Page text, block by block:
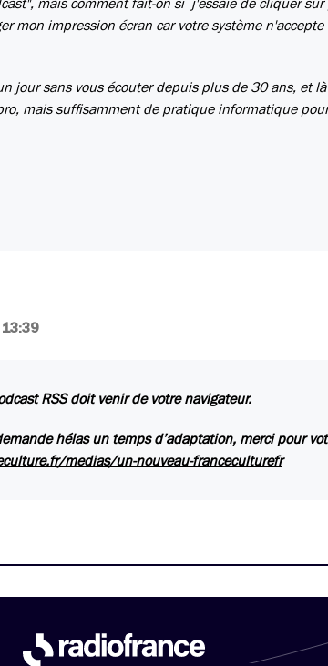
mais comment fait-on si j'essaie de cliquer sur
mon impression écran car votre système n'accepte
jour sans vous écouter depuis plus de 30 ans, et
mais suffisamment de pratique informatique
RSS doit venir de votre navigateur.
hélas un temps d’adaptation, merci pour
medias/un-nouveau-franceculturefr